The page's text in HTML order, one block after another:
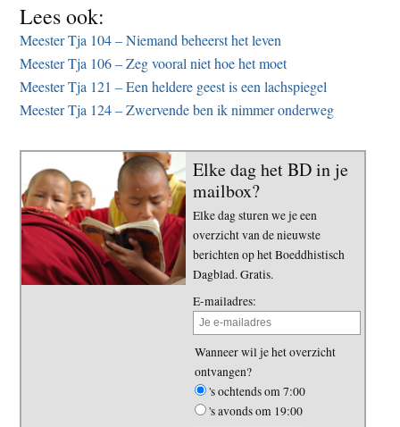
Lees ook:
Meester Tja 104 – Niemand beheerst het leven
Meester Tja 106 – Zeg vooral niet hoe het moet
Meester Tja 121 – Een heldere geest is een lachspiegel
Meester Tja 124 – Zwervende ben ik nimmer onderweg
Elke dag het BD in je
mailbox?
Elke dag sturen we je een
overzicht van de nieuwste
berichten op het Boeddhistisch
Dagblad. Gratis.
E-mailadres:
Wanneer wil je het overzicht
ontvangen?
's ochtends om 7:00
's avonds om 19:00